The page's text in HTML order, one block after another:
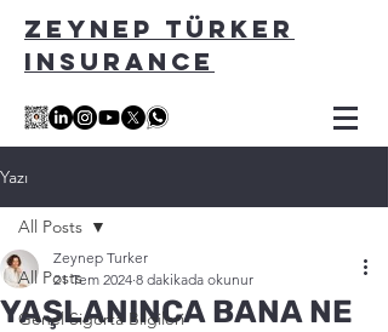
ZEYNEP TÜRKER
INSURANCE
Yazı
All Posts
Genel Sigorta Bilgileri
All Posts
YAŞLANINCA BANA NE
Zeynep Turker
21 Tem 2024 8 dakikada okunur